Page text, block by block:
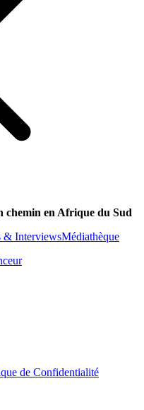
chemin en Afrique du Sud
& InterviewsMédiathèque
de Confidentialité